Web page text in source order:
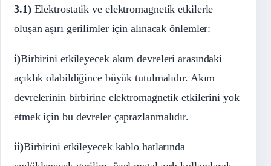
3.1)Elektrostatik ve elektromagnetik etkilerle
oluşan aşırı gerilimler için alınacak önlemler:
i)Birbirini etkileyecek akım devreleri arasındaki
açıklık olabildiğince büyük tutulmalıdır. Akım
devrelerinin birbirine elektromagnetik etkilerini yok
etmek için bu devreler çaprazlanmalıdır.
ii)Birbirini etkileyecek kablo hatlarında